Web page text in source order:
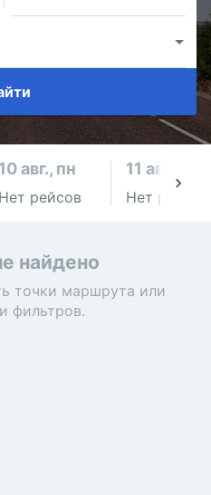
10 авг., пн
Нет рейсов
11 авг., вт
Нет рейсов
найдено
точки маршрута или
фильтров.